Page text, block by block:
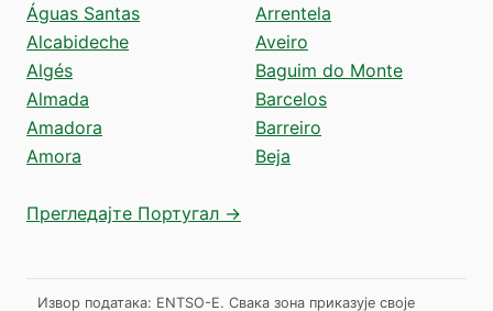
Águas Santas
Alcabideche
Algés
Almada
Amadora
Amora
Arrentela
Aveiro
Baguim do Monte
Barcelos
Barreiro
Beja
Прегледајте Португал →
Извор података: ENTSO-E. Свака зона приказује своје